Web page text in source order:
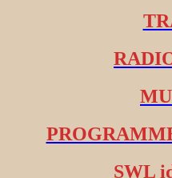
SWL